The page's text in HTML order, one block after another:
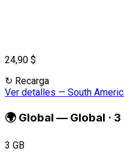
24,90 $
↻ Recarga
Ver detalles — South
🌍 Global — Global ·
3 GB